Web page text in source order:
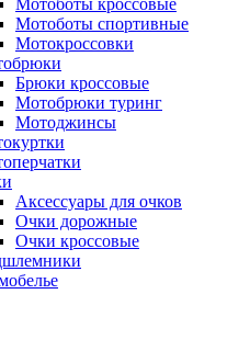
Мотоботы кроссовые
Мотоботы спортивные
Мотокроссовки
Брюки кроссовые
Мотобрюки туринг
Мотоджинсы
Аксессуары для очков
Очки дорожные
Очки кроссовые